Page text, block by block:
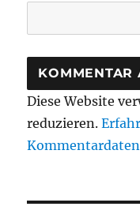
Diese Website
reduzieren.